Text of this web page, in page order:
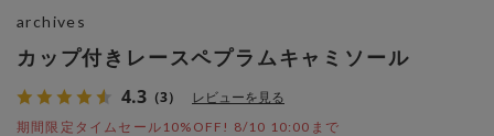
カップ付きレースペプラムキャミソール
4.3 （3） レビューを見る
期間限定タイムセール10%OFF! 8/10 10:00まで
archives